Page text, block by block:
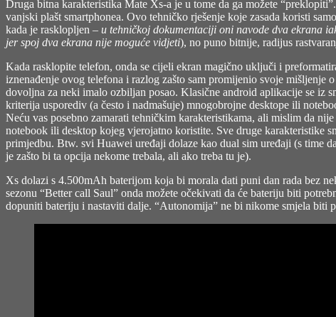
Druga bitna karakteristika Mate Xs-a je u tome da ga možete
vanjski plašt smartphonea. Ovo tehničko rješenje koje zasada koristi
kada je rasklopljen – u tehničkoj dokumentaciji oni navode dva ekrana
jer spoj dva ekrana nije moguće vidjeti), no puno bitnije, radijus
Kada rasklopite telefon, onda se cijeli ekran magično uključi i
iznenađenje ovog telefona i razlog zašto sam promijenio svoje
dovoljna za neki imalo ozbiljan posao. Klasične android aplikacije se iz
kriterija usporediv (a često i nadmašuje) mnogobrojne desktope ili
Neću vas posebno zamarati tehničkim karakteristikama, ali mislim da
notebook ili desktop kojeg vjerojatno koristite. Sve druge karakteristike
primjedbu. Btw. svi Huawei uređaji dolaze kao dual sim uređaji (s time
je zašto bi ta opcija nekome trebala, ali ako treba tu je).
Xs dolazi s 4.500mAh baterijom koja bi morala dati puni dan rada bez
sezonu “Better call Saul” onda možete očekivati da će bateriju biti
dopuniti bateriju i nastaviti dalje. “Autonomija” ne bi nikome smjela biti